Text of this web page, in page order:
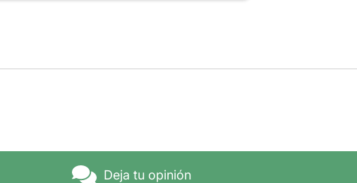
Deja tu opinión